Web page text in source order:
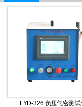
FYD-326 负压气密测试